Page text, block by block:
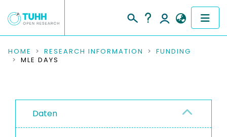
COMMUNITIES & COLLECTIONS
RESEARCH DATA
HOME RESEARCH INFORMATION
FUNDING
MLE DAYS
Daten